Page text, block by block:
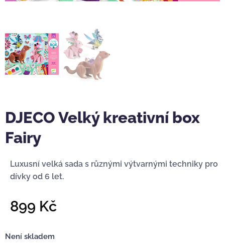
DJECO Velký kreativní box
Fairy
Luxusní velká sada s různými výtvarnými techniky pro
dívky od 6 let.
899 Kč
Není skladem